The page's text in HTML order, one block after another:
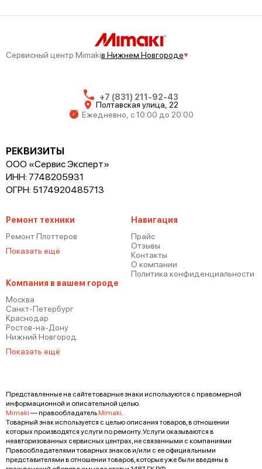
Mimaki UCJV300-160
Mimaki UCJV300-107
Mimaki CJV150-130
Сервисный центр Mimakiв Нижнем Новгороде
+7 (831) 211-92-43
Полтавская улица, 22
Ежедневно, с 10:00 до 20:00
РЕКВИЗИТЫ
ООО «Сервис Эксперт»
ИНН: 7748205931
ОГРН: 5174920485713
Ремонт техники
Ремонт Плоттеров
Показать ещё
Компания в вашем городе
Москва
Санкт-Петербург
Краснодар
Ростов-на-Дону
Нижний Новгород
Показать ещё
Навигация
Прайс
Отзывы
Контакты
О компании
Политика конфиденциальности
Представленные на сайте товарные знаки используются с правомерной
информационной и описательной целью.
Mimaki — правообладательMimaki.
Товарный знак используется с целью описания товаров, в отношении
которых производятся услуги по ремонту. Услуги оказываются в
неавторизованных сервисных центрах, не связанными с компаниями
Правообладателями товарных знаков и/или с ее официальными
представителями в отношении товаров, которые уже были введены в